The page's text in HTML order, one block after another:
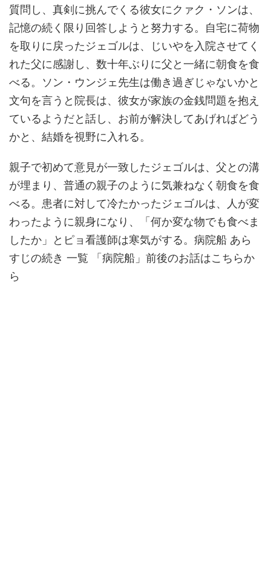
質問し、真剣に挑んでくる彼女にクァク・ソンは、
記憶の続く限り回答しようと努力する。自宅に荷物
を取りに戻ったジェゴルは、じいやを入院させてく
れた父に感謝し、数十年ぶりに父と一緒に朝食を食
べる。ソン・ウンジェ先生は働き過ぎじゃないかと
文句を言うと院長は、彼女が家族の金銭問題を抱え
ているようだと話し、お前が解決してあげればどう
かと、結婚を視野に入れる。
親子で初めて意見が一致したジェゴルは、父との溝
が埋まり、普通の親子のように気兼ねなく朝食を食
べる。患者に対して冷たかったジェゴルは、人が変
わったように親身になり、「何か変な物でも食べま
したか」とピョ看護師は寒気がする。病院船 あら
すじの続き 一覧 「病院船」前後のお話はこちらか
ら